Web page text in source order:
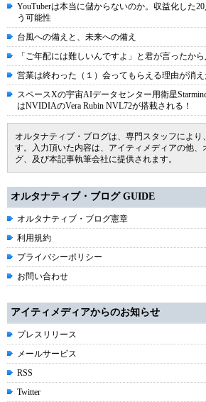
YouTuberは本当に儲からないのか。収益化した
う可能性
台風への備えと、未来への備え
「ご年配には難しいんですよ」と君が言ったか
営業は終わった（１）会ってもらえる理由が消え
スペースXの宇宙AIデータセンター用衛星
はNVIDIAのVera Rubin NVL72が搭載される！
オルタナティブ・ブログは、専門スタッフにより
す。入力頂いた内容は、アイティメディアの他、
グ、及び本記事執筆会社に提供されます。
オルタナティブ・ブログ GUIDE
オルタナティブ・ブログ憲章
利用規約
プライバシーポリシー
お問い合わせ
アイティメディアからのお知らせ
プレスリリース
メールサービス
RSS
Twitter